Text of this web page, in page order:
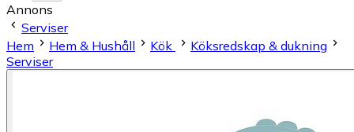
Annons
Serviser
Hem
Hem & Hushåll Kök
Köksredskap & dukning
Serviser